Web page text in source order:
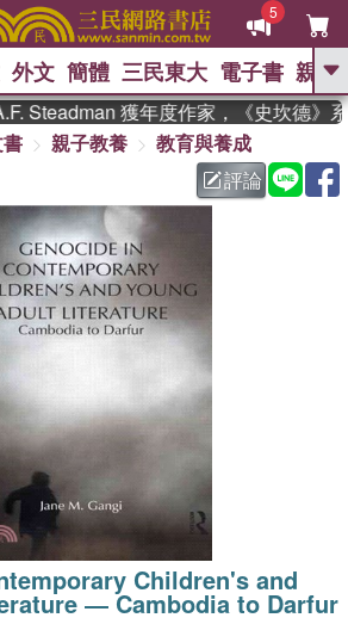
5
GO
熱搜： 東野圭吾 、 高希均教授回憶錄
父親節 、 如果歷
暑期推薦 、 國際布克
獎 臺灣漫遊錄 、
登輝時代 、 數學女孩：黎曼猜想
偉大的迷走神經
外文 簡體 三民東大 電子書 親子
Steadman 獲年度作家，《史坎德》系
親子教養
教育與養成
評論
Children's and
― Cambodia to Darfur